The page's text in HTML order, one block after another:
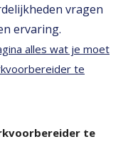
vragen
ervaring.
alles wat je moet
te
te